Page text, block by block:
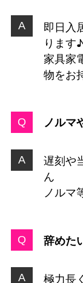
即日入
ります♪
家具家
物をお
ノルマ
遅刻や
ん
ノルマ
辞めた
極力長